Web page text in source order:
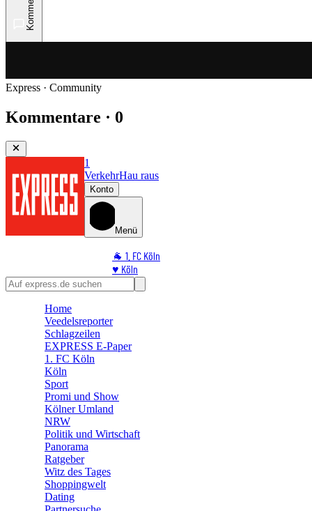
Express · Community
Kommentare · 0
1
VerkehrHau raus
Konto
Menü
🐐 1. FC Köln
♥️ Köln
⭐ Promi
🛒 Shoppingwelt
Home
Veedelsreporter
Schlagzeilen
EXPRESS E-Paper
1. FC Köln
Köln
Sport
Promi und Show
Kölner Umland
NRW
Politik und Wirtschaft
Panorama
Ratgeber
Witz des Tages
Shoppingwelt
Dating